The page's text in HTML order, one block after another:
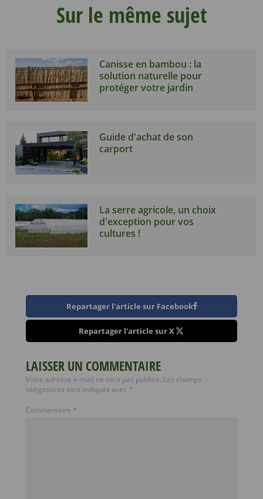
Sur le même sujet
Canisse en bambou : la
solution naturelle pour
protéger votre jardin
Guide d'achat de son
carport
La serre agricole, un choix
d'exception pour vos
cultures !
Repartager l'article sur Facebook
Repartager l'article sur X
LAISSER UN COMMENTAIRE
Votre adresse e-mail ne sera pas publiée. Les champs
obligatoires sont indiqués avec *
Commentaire *